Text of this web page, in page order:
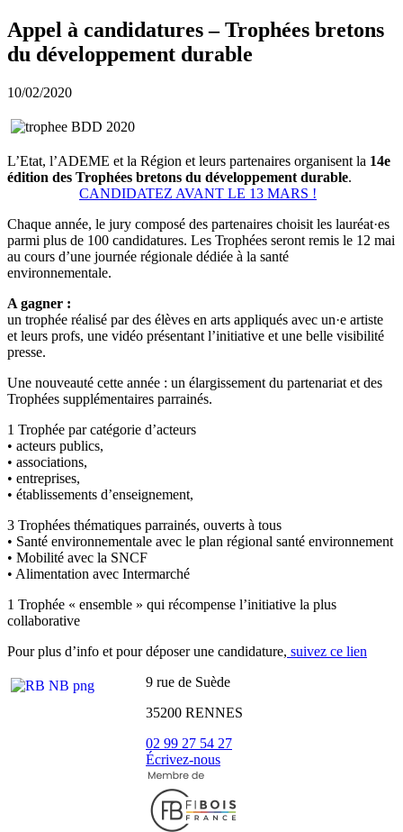
Appel à candidatures – Trophées bretons
du développement durable
10/02/2020
L’Etat, l’ADEME et la Région et leurs partenaires organisent la 14e
édition des Trophées bretons du développement durable.
CANDIDATEZ AVANT LE 13 MARS !
Chaque année, le jury composé des partenaires choisit les lauréat·es
parmi plus de 100 candidatures. Les Trophées seront remis le 12 mai
au cours d’une journée régionale dédiée à la santé
environnementale.
A gagner :
un trophée réalisé par des élèves en arts appliqués avec un·e artiste
et leurs profs, une vidéo présentant l’initiative et une belle visibilité
presse.
Une nouveauté cette année : un élargissement du partenariat et des
Trophées supplémentaires parrainés.
1 Trophée par catégorie d’acteurs
• acteurs publics,
• associations,
• entreprises,
• établissements d’enseignement,
3 Trophées thématiques parrainés, ouverts à tous
• Santé environnementale avec le plan régional santé environnement
• Mobilité avec la SNCF
• Alimentation avec Intermarché
1 Trophée « ensemble » qui récompense l’initiative la plus
collaborative
Pour plus d’info et pour déposer une candidature, suivez ce lien
9 rue de Suède
35200 RENNES
02 99 27 54 27
Écrivez-nous